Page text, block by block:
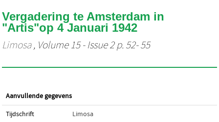
Vergadering te Amsterdam in
"Artis"op 4 Januari 1942
Limosa, Volume 15 - Issue 2 p. 52- 55
Aanvullende gegevens
Tijdschrift Limosa